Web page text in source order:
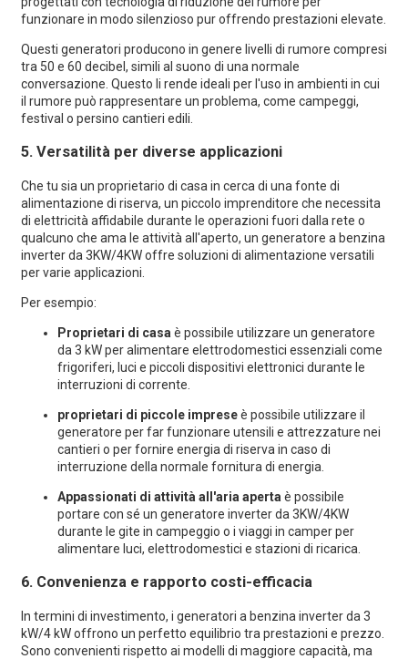
funzionare in modo silenzioso pur offrendo prestazioni elevate.
Questi generatori producono in genere livelli di rumore compresi
tra 50 e 60 decibel, simili al suono di una normale
conversazione. Questo li rende ideali per l'uso in ambienti in cui
il rumore può rappresentare un problema, come campeggi,
festival o persino cantieri edili.
5. Versatilità per diverse applicazioni
Che tu sia un proprietario di casa in cerca di una fonte di
alimentazione di riserva, un piccolo imprenditore che necessita
di elettricità affidabile durante le operazioni fuori dalla rete o
qualcuno che ama le attività all'aperto, un generatore a benzina
inverter da 3KW/4KW offre soluzioni di alimentazione versatili
per varie applicazioni.
Per esempio:
Proprietari di casa è possibile utilizzare un generatore
da 3 kW per alimentare elettrodomestici essenziali come
frigoriferi, luci e piccoli dispositivi elettronici durante le
interruzioni di corrente.
proprietari di piccole impreseè possibile utilizzare il
generatore per far funzionare utensili e attrezzature nei
cantieri o per fornire energia di riserva in caso di
interruzione della normale fornitura di energia.
Appassionati di attività all'aria aperta è possibile
portare con sé un generatore inverter da 3KW/4KW
durante le gite in campeggio o i viaggi in camper per
alimentare luci, elettrodomestici e stazioni di ricarica.
6. Convenienza e rapporto costi-efficacia
In termini di investimento, i generatori a benzina inverter da 3
kW/4 kW offrono un perfetto equilibrio tra prestazioni e prezzo.
Sono convenienti rispetto ai modelli di maggiore capacità, ma